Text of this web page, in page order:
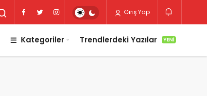
Giriş Yap
Kategoriler Trendlerdeki Yazılar YENI